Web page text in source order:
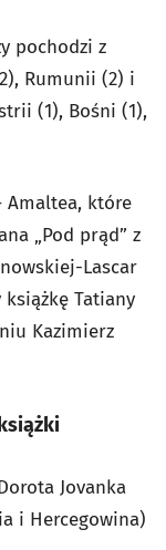
pochodzi z
Rumunii (2) i
(1), Bośni (1),
Amaltea, które
„Pod prąd” z
Lascar
książkę Tatiany
Kazimierz
Jovanka
i Hercegowina)